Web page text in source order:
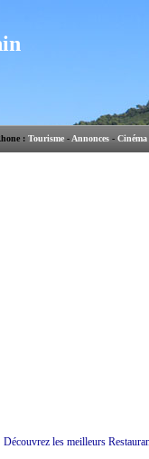
: Tourisme- Annonces- Cinéma
Découvrez les meilleurs